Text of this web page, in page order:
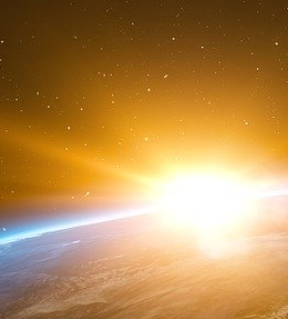
globales, nous
de viser le bien-être des
les puissants peuvent
prison économique dont
détachée, ce livre
croire que le monde
déjà les chaînes
ni remèdes, ni utopies,
à regarder au-delà de
de votre travail, de